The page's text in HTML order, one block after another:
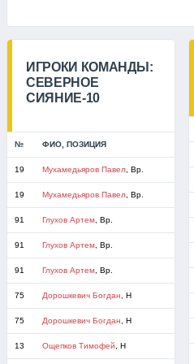
ИГРОКИ КОМАНДЫ:
СЕВЕРНОЕ
СИЯНИЕ-10
№ ФИО, ПОЗИЦИЯ
19 Мухамедьяров Павел, Вр.
19 Мухамедьяров Павел, Вр.
91 Глухов Артем, Вр.
91 Глухов Артем, Вр.
91 Глухов Артем, Вр.
75 Дорошкевич Богдан , Н
75 Дорошкевич Богдан , Н
13 Ощепков Тимофей , Н